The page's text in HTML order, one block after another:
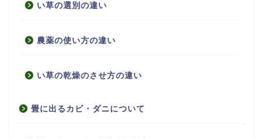
い草の選別の違い
農薬の使い方の違い
い草の乾燥のさせ方の違い
畳に出るカビ・ダニについて